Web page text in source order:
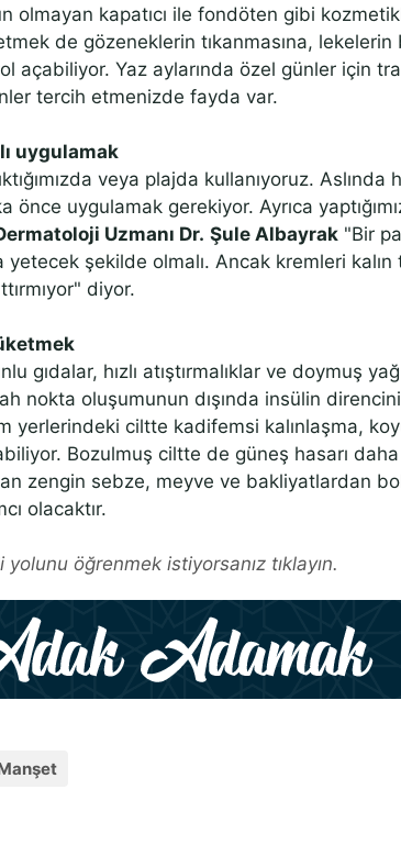
olmayan kapatıcı ile fondöten gibi
de gözeneklerin tıkanmasına,
yol açabiliyor. Yaz aylarında özel günler için
tercih etmenizde fayda var.
uygulamak
veya plajda kullanıyoruz. Aslında
önce uygulamak gerekiyor. Ayrıca
Uzmanı Dr. Şule Albayrak "Bir
şekilde olmalı. Ancak kremleri
diyor.
gıdalar, hızlı atıştırmalıklar ve doymuş
nokta oluşumunun dışında insülin direncini
yerlerindeki ciltte kadifemsi kalınlaşma,
Bozulmuş ciltte de güneş hasarı
zengin sebze, meyve ve bakliyatlardan
olacaktır.
öğrenmek istiyorsanız tıklayın.